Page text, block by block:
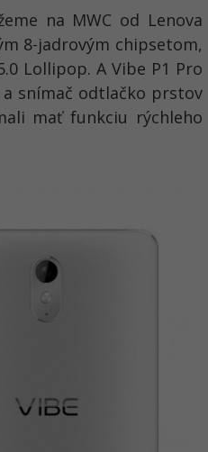
na MWC od Lenova
8-jadrovým chipsetom,
Lollipop. A Vibe P1 Pro
snímač odtlačko prstov
mať funkciu rýchleho